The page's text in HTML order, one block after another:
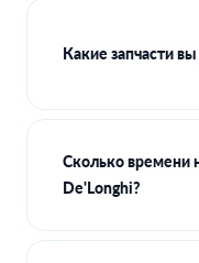
Какие запчасти
Сколько времени
De'Longhi?